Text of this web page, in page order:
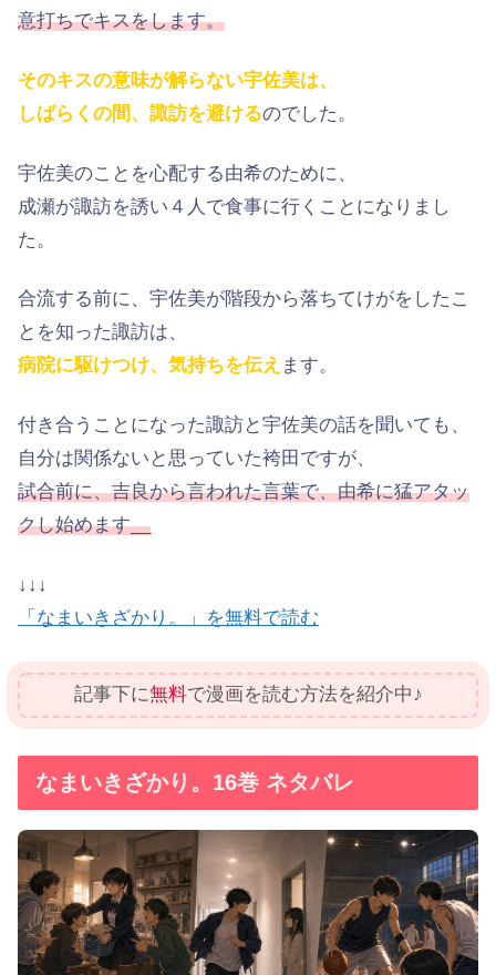
意打ちでキスをします。
そのキスの意味が解らない宇佐美は、
しばらくの間、諏訪を避けるのでした。
宇佐美のことを心配する由希のために、
成瀬が諏訪を誘い４人で食事に行くことになりまし
た。
合流する前に、宇佐美が階段から落ちてけがをしたこ
とを知った諏訪は、
病院に駆けつけ、気持ちを伝え ます。
付き合うことになった諏訪と宇佐美の話を聞いても、
自分は関係ないと思っていた袴田ですが、
試合前に、吉良から言われた言葉で、由希に猛アタッ
クし始めます__
↓↓↓
「なまいきざかり。」を無料で読む
記事下に無料で漫画を読む方法を紹介中♪
なまいきざかり。16巻 ネタバレ